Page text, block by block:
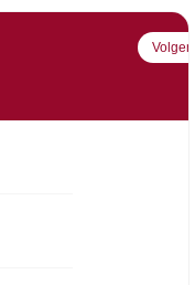
Volgen